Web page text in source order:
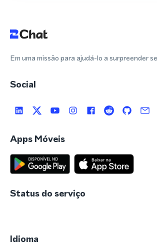
Em uma missão para ajudá-lo a surpreender
Social
Apps Móveis
Status do serviço
Idioma